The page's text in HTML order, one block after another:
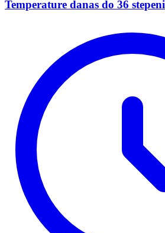
Temperature danas do 36 stepeni